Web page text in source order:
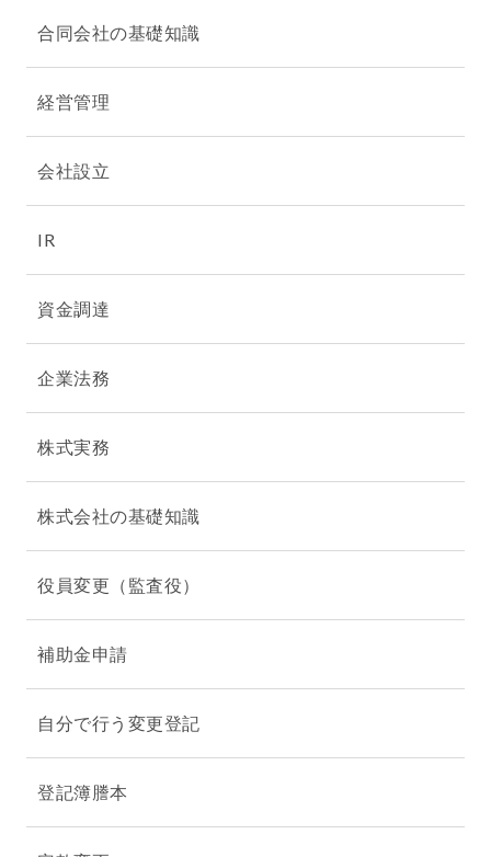
合同会社の基礎知識
経営管理
会社設立
IR
資金調達
企業法務
株式実務
株式会社の基礎知識
役員変更（監査役）
補助金申請
自分で行う変更登記
登記簿謄本